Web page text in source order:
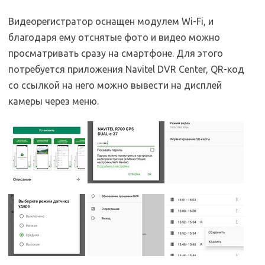
Видеорегистратор оснащен модулем Wi-Fi, и
благодаря ему отснятые фото и видео можно
просматривать сразу на смартфоне. Для этого
потребуется приложения Navitel DVR Center, QR-код
со ссылкой на него можно вывести на дисплей
камеры через меню.